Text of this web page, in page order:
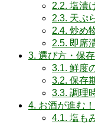
2.2. 塩漬
2.3. 天ぷ
2.4. 炒め
2.5. 即席
3. 選び方・保
3.1. 鮮度
3.2. 保存
3.3. 調理
4. お酒が進む
4.1. 塩も